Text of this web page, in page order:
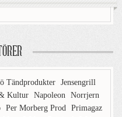
Tändprodukter Jensengrill
Kultur Napoleon Norrjern
Per Morberg Prod Primagaz